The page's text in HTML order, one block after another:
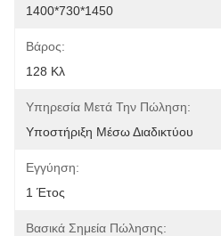
1400*730*1450
Βάρος:
128 Κλ
Υπηρεσία Μετά Την Πώληση:
Υποστήριξη Μέσω Διαδικτύου
Εγγύηση:
1 Έτος
Βασικά Σημεία Πώλησης: